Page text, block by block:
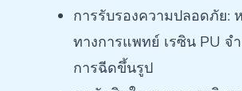
การรับรองความปลอดภัย:
ทางการแพทย์ เรซิน PU จ
การฉีดขึ้นรูป